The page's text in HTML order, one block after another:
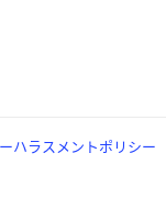
ハラスメントポリシー